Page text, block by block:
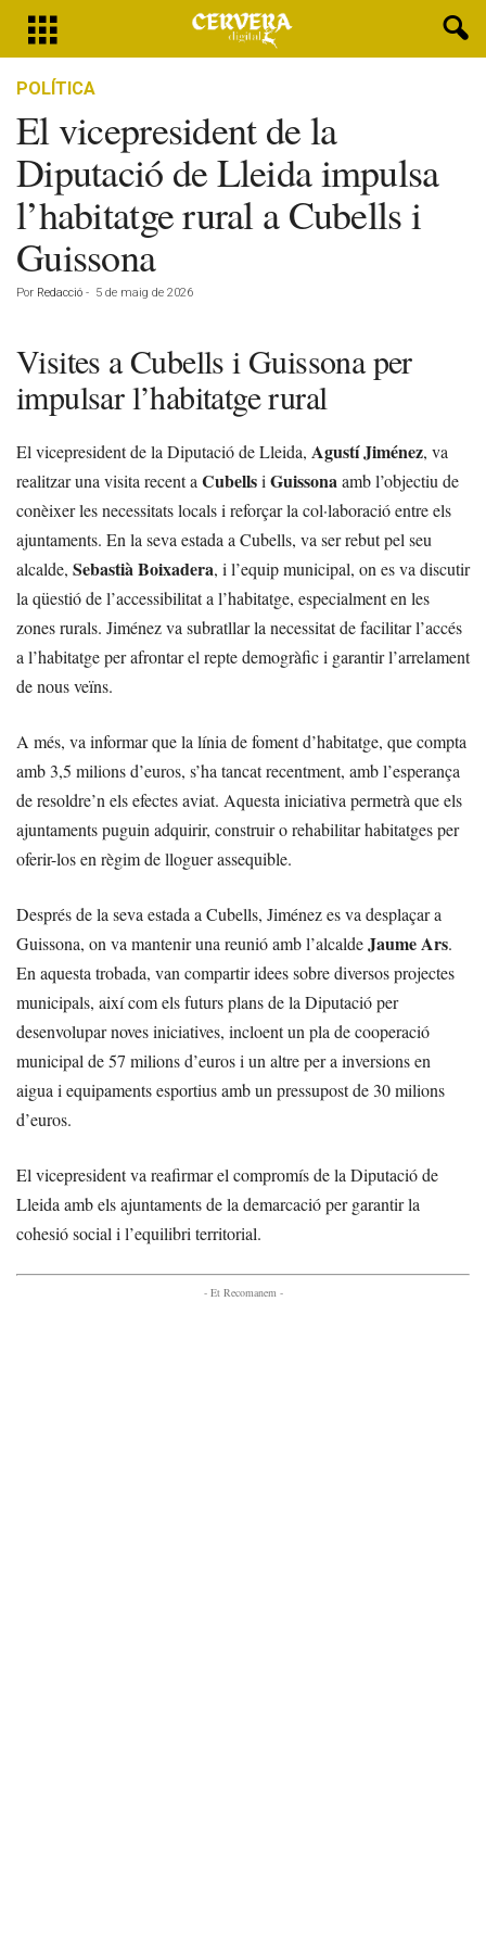
POLÍTICA
El vicepresident de la
Diputació de Lleida impulsa
l’habitatge rural a Cubells i
Guissona
Por Redacció - 5 de maig de 2026
Visites a Cubells i Guissona per
impulsar l’habitatge rural
El vicepresident de la Diputació de Lleida, Agustí Jiménez, va
realitzar una visita recent a Cubellsi Guissonaamb l’objectiu de
conèixer les necessitats locals i reforçar la col·laboració entre els
ajuntaments. En la seva estada a Cubells, va ser rebut pel seu
alcalde, Sebastià Boixadera, i l’equip municipal, on es va discutir
la qüestió de l’accessibilitat a l’habitatge, especialment en les
zones rurals. Jiménez va subratllar la necessitat de facilitar l’accés
a l’habitatge per afrontar el repte demogràfic i garantir l’arrelament
de nous veïns.
A més, va informar que la línia de foment d’habitatge, que compta
amb 3,5 milions d’euros, s’ha tancat recentment, amb l’esperança
de resoldre’n els efectes aviat. Aquesta iniciativa permetrà que els
ajuntaments puguin adquirir, construir o rehabilitar habitatges per
oferir-los en règim de lloguer assequible.
Després de la seva estada a Cubells, Jiménez es va desplaçar a
Guissona, on va mantenir una reunió amb l’alcaldeJaume Ars.
En aquesta trobada, van compartir idees sobre diversos projectes
municipals, així com els futurs plans de la Diputació per
desenvolupar noves iniciatives, incloent un pla de cooperació
municipal de 57 milions d’euros i un altre per a inversions en
aigua i equipaments esportius amb un pressupost de 30 milions
d’euros.
El vicepresident va reafirmar el compromís de la Diputació de
Lleida amb els ajuntaments de la demarcació per garantir la
cohesió social i l’equilibri territorial.
- Et Recomanem -